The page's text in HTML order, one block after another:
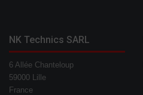
NK Technics SARL
6 Allée Chanteloup
59000 Lille
France